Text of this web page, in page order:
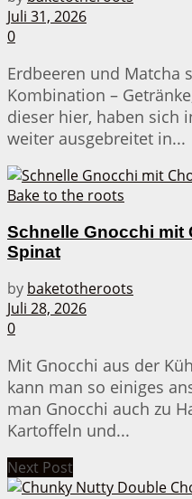
Juli 31, 2026
0
Erdbeeren und Matcha
Kombination –
dieser hier, haben sich
weiter ausgebreitet in...
Schnelle Gnocchi mit
Spinat
by baketotheroots
Juli 28, 2026
0
Mit Gnocchi aus der
kann man so einiges
man Gnocchi auch zu
Kartoffeln und...
Next Post